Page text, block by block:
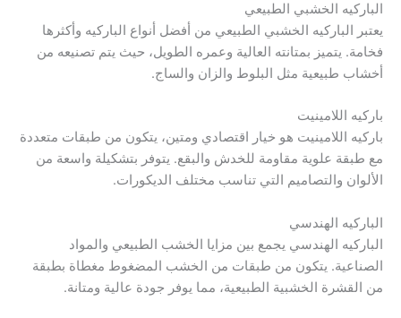
الباركيه الخشبي الطبيعي
يعتبر الباركيه الخشبي الطبيعي من أفضل أنواع الباركيه وأكثرها
فخامة. يتميز بمتانته العالية وعمره الطويل، حيث يتم تصنيعه من
أخشاب طبيعية مثل البلوط والزان والساج.
باركيه اللامينيت
باركيه اللامينيت هو خيار اقتصادي ومتين، يتكون من طبقات متعددة
مع طبقة علوية مقاومة للخدش والبقع. يتوفر بتشكيلة واسعة من
الألوان والتصاميم التي تناسب مختلف الديكورات.
الباركيه الهندسي
الباركيه الهندسي يجمع بين مزايا الخشب الطبيعي والمواد
الصناعية. يتكون من طبقات من الخشب المضغوط مغطاة بطبقة
من القشرة الخشبية الطبيعية، مما يوفر جودة عالية ومتانة.